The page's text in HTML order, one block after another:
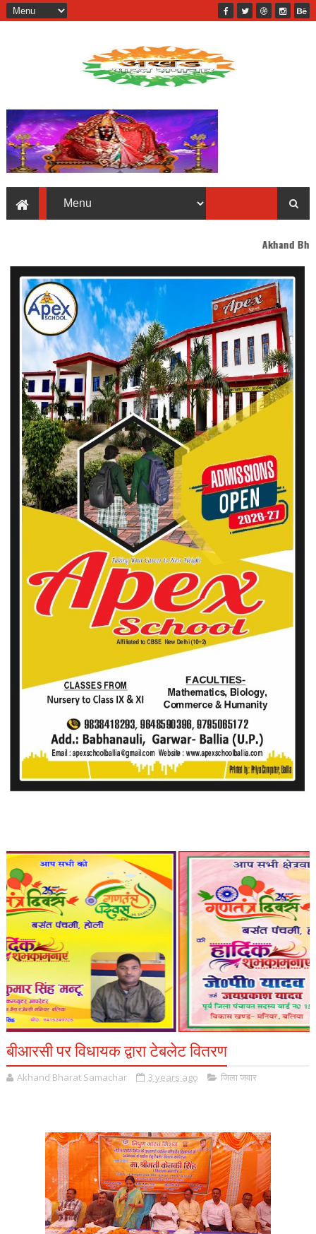
Akhand Bharat welcomes
बीआरसी पर विधायक द्वारा टेबलेट वितरण
Akhand Bharat Samachar 3 years ago जिला जवार